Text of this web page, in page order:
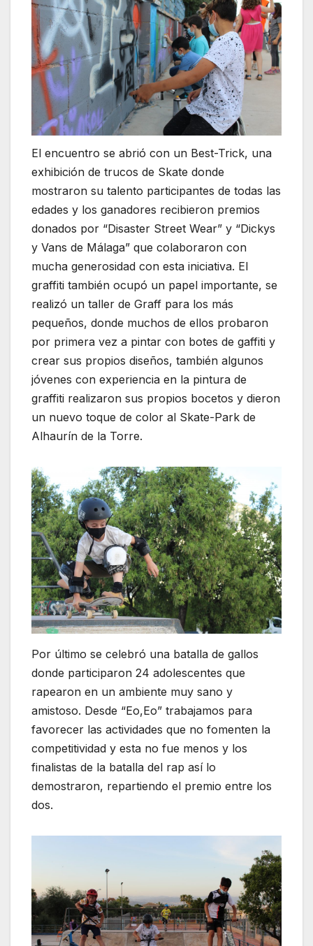
El encuentro se abrió con un Best-Trick, una
exhibición de trucos de Skate donde
mostraron su talento participantes de todas las
edades y los ganadores recibieron premios
donados por “Disaster Street Wear” y “Dickys
y Vans de Málaga” que colaboraron con
mucha generosidad con esta iniciativa. El
graffiti también ocupó un papel importante, se
realizó un taller de Graff para los más
pequeños, donde muchos de ellos probaron
por primera vez a pintar con botes de gaffiti y
crear sus propios diseños, también algunos
jóvenes con experiencia en la pintura de
graffiti realizaron sus propios bocetos y dieron
un nuevo toque de color al Skate-Park de
Alhaurín de la Torre.
Por último se celebró una batalla de gallos
donde participaron 24 adolescentes que
rapearon en un ambiente muy sano y
amistoso. Desde “Eo,Eo” trabajamos para
favorecer las actividades que no fomenten la
competitividad y esta no fue menos y los
finalistas de la batalla del rap así lo
demostraron, repartiendo el premio entre los
dos.